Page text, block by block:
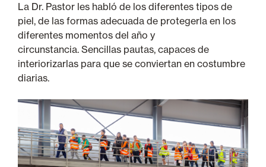
La Dr. Pastor les habló de los diferentes tipos de
piel, de las formas adecuada de protegerla en los
diferentes momentos del año y
circunstancia. Sencillas pautas, capaces de
interiorizarlas para que se conviertan en costumbre
diarias.